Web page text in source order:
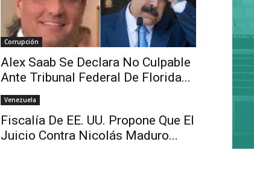
Corrupción
Alex Saab Se Declara No Culpable
Ante Tribunal Federal De Florida...
Venezuela
Fiscalía De EE. UU. Propone Que El
Juicio Contra Nicolás Maduro...